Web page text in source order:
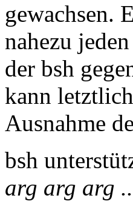
gewachsen.
nahezu
der bsh
kann
Ausnahme
bsh
arg arg arg